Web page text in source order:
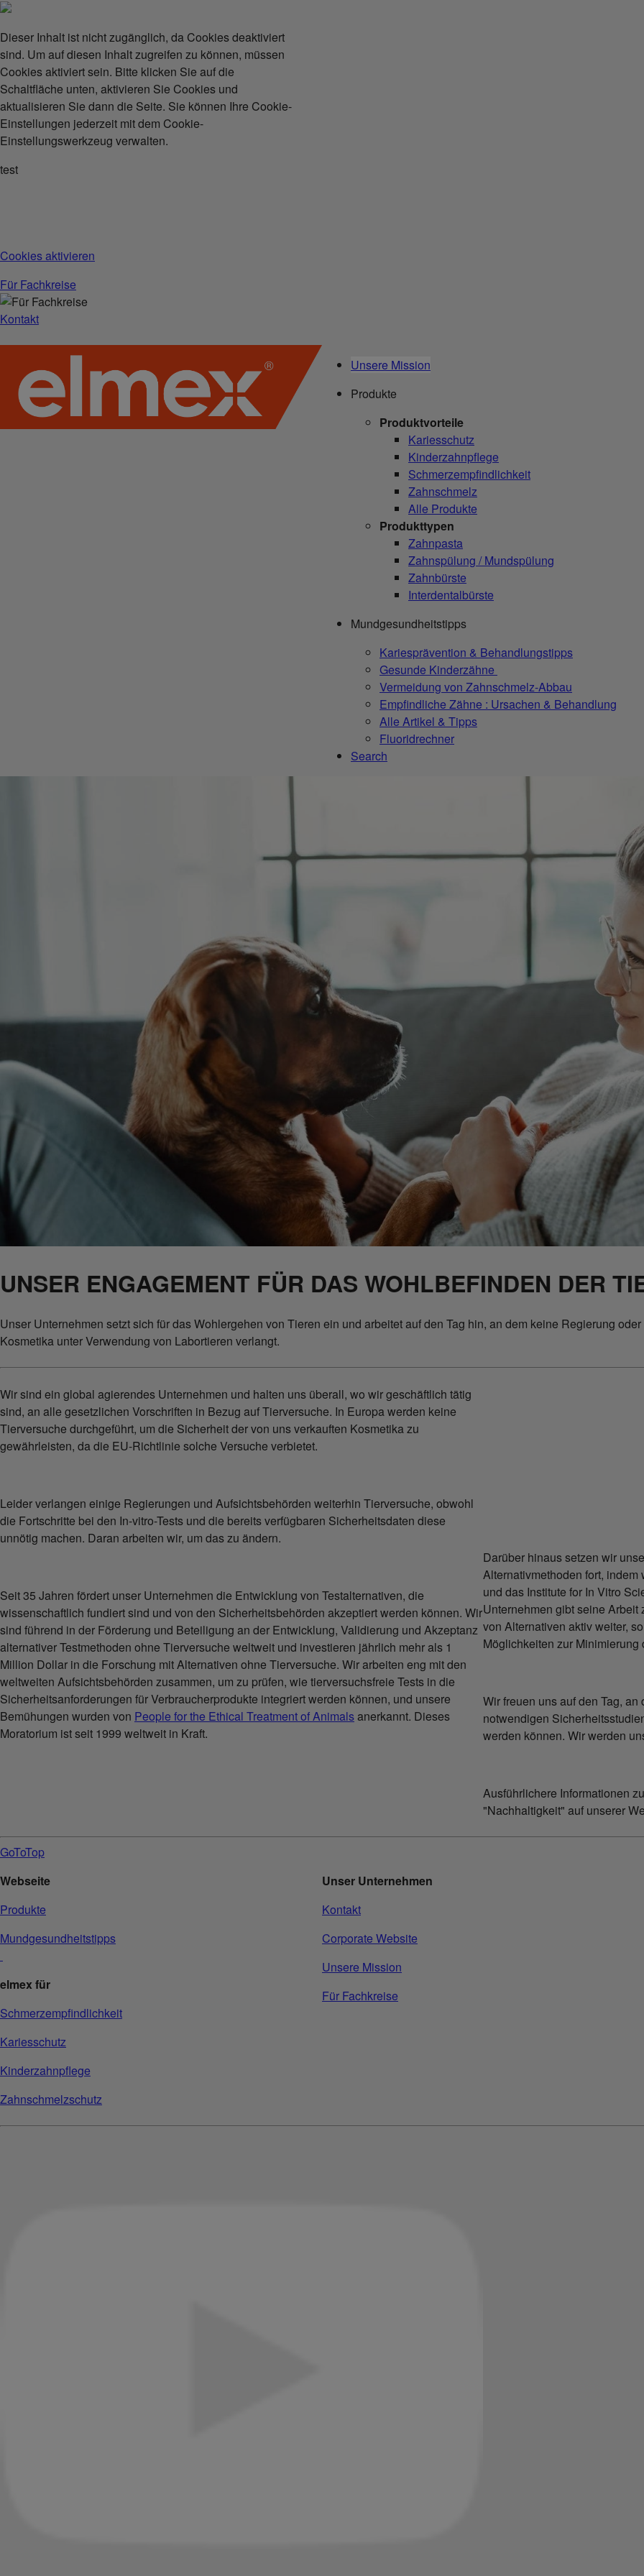
Dieser Inhalt ist nicht zugänglich, da Cookies deaktiviert
sind. Um auf diesen Inhalt zugreifen zu können, müssen
Cookies aktiviert sein. Bitte klicken Sie auf die
Schaltfläche unten, aktivieren Sie Cookies und
aktualisieren Sie dann die Seite. Sie können Ihre Cookie-
Einstellungen jederzeit mit dem Cookie-
Einstellungswerkzeug verwalten.
test
Cookies aktivieren
Für Fachkreise
Kontakt
Unsere Mission
Produkte
Produktvorteile
Kariesschutz
Kinderzahnpflege
Schmerzempfindlichkeit
Zahnschmelz
Alle Produkte
Produkttypen
Zahnpasta
Zahnspülung / Mundspülung
Zahnbürste
Interdentalbürste
Mundgesundheitstipps
Kariesprävention & Behandlungstipps
Gesunde Kinderzähne
Vermeidung von Zahnschmelz-Abbau
Empfindliche Zähne : Ursachen & Behandlung
Alle Artikel & Tipps
Fluoridrechner
Search
UNSER ENGAGEMENT FÜR DAS WOHLBEFINDEN DER
Unser Unternehmen setzt sich für das Wohlergehen von Tieren ein und arbeitet auf den Tag hin, an dem keine Regierung
Kosmetika unter Verwendung von Labortieren verlangt.
Wir sind ein global agierendes Unternehmen und halten uns überall, wo wir geschäftlich tätig
sind, an alle gesetzlichen Vorschriften in Bezug auf Tierversuche. In Europa werden keine
Tierversuche durchgeführt, um die Sicherheit der von uns verkauften Kosmetika zu
gewährleisten, da die EU-Richtlinie solche Versuche verbietet.
Leider verlangen einige Regierungen und Aufsichtsbehörden weiterhin Tierversuche, obwohl
die Fortschritte bei den In-vitro-Tests und die bereits verfügbaren Sicherheitsdaten diese
unnötig machen. Daran arbeiten wir, um das zu ändern.
Seit 35 Jahren fördert unser Unternehmen die Entwicklung von Testalternativen, die
wissenschaftlich fundiert sind und von den Sicherheitsbehörden akzeptiert werden können. Wir
sind führend in der Förderung und Beteiligung an der Entwicklung, Validierung und Akzeptanz
alternativer Testmethoden ohne Tierversuche weltweit und investieren jährlich mehr als 1
Million Dollar in die Forschung mit Alternativen ohne Tierversuche. Wir arbeiten eng mit den
weltweiten Aufsichtsbehörden zusammen, um zu prüfen, wie tierversuchsfreie Tests in die
Sicherheitsanforderungen für Verbraucherprodukte integriert werden können, und unsere
Bemühungen wurden von People for the Ethical Treatment of Animalsanerkannt. Dieses
Moratorium ist seit 1999 weltweit in Kraft.
Darüber hinaus setzen wir
Alternativmethoden fort,
und das Institute for In Vitro
Unternehmen gibt seine
von Alternativen aktiv weiter,
Möglichkeiten zur
Wir freuen uns auf den Tag,
notwendigen
werden können. Wir werden
Ausführlichere Informationen
"Nachhaltigkeit" auf unserer
GoToTop
Webseite
Produkte
Mundgesundheitstipps
elmex für
Schmerzempfindlichkeit
Kariesschutz
Kinderzahnpflege
Zahnschmelzschutz
Unser Unternehmen
Kontakt
Corporate Website
Unsere Mission
Für Fachkreise